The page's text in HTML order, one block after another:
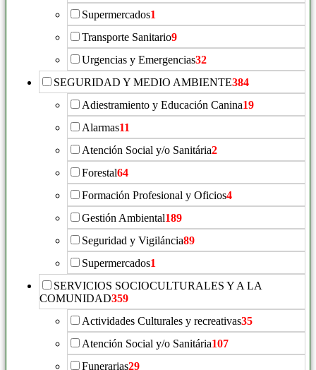
Supermercados1
Transporte Sanitario9
Urgencias y Emergencias32
SEGURIDAD Y MEDIO AMBIENTE384
Adiestramiento y Educación Canina19
Alarmas11
Atención Social y/o Sanitária2
Forestal64
Formación Profesional y Oficios4
Gestión Ambiental189
Seguridad y Vigiláncia89
Supermercados1
SERVICIOS SOCIOCULTURALES Y A LA
COMUNIDAD359
Actividades Culturales y recreativas35
Atención Social y/o Sanitária107
Funerarias29